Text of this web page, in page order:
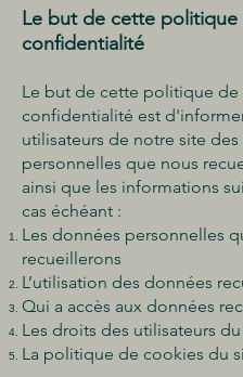
Le but de cette politique
confidentialité
Le but de cette politique de
confidentialité est
utilisateurs de notre site
personnelles que nous
ainsi que les informations
cas échéant :
Les données personnelles
recueillerons
L’utilisation des données
Qui a accès aux données
Les droits des utilisateurs
La politique de cookies du